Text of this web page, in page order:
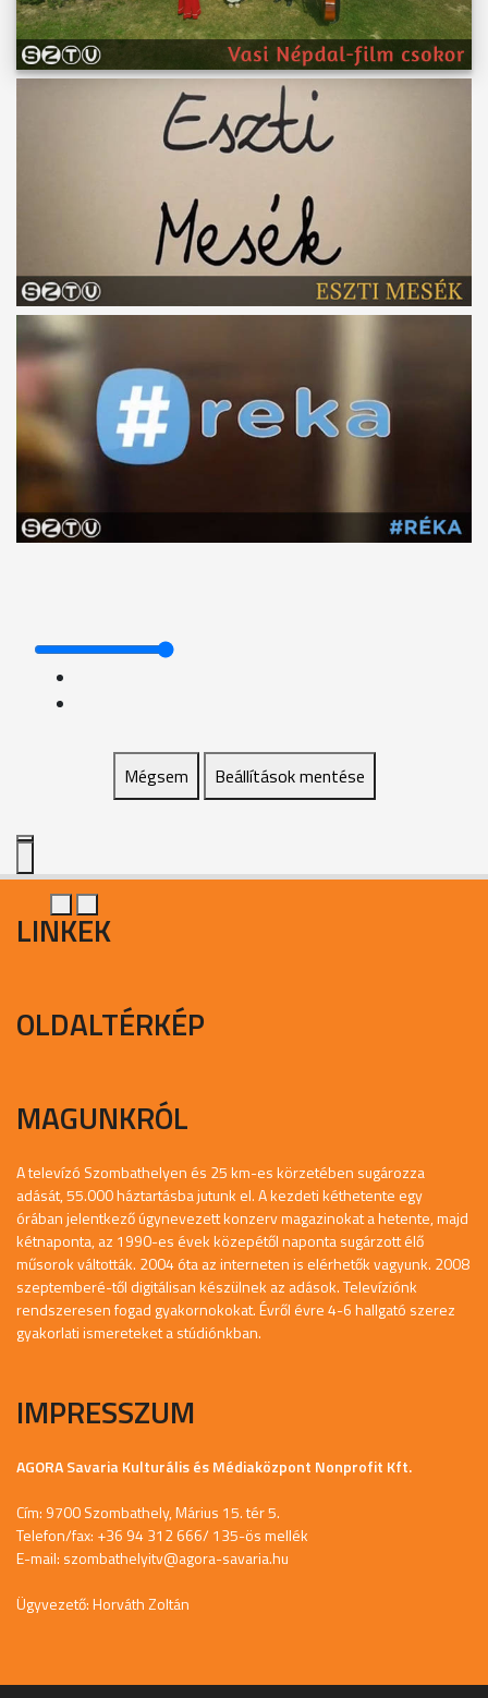
Mégsem Beállítások mentése
LINKEK
OLDALTÉRKÉP
MAGUNKRÓL
A televízó Szombathelyen és 25 km-es körzetében sugározza
adását, 55.000 háztartásba jutunk el. A kezdeti kéthetente egy
órában jelentkező úgynevezett konzerv magazinokat a hetente, majd
kétnaponta, az 1990-es évek közepétől naponta sugárzott élő
műsorok váltották. 2004 óta az interneten is elérhetők vagyunk. 2008
szeptemberé-től digitálisan készülnek az adások. Televíziónk
rendszeresen fogad gyakornokokat. Évről évre 4-6 hallgató szerez
gyakorlati ismereteket a stúdiónkban.
IMPRESSZUM
AGORA Savaria Kulturális és Médiaközpont Nonprofit Kft.
Cím: 9700 Szombathely, Márius 15. tér 5.
Telefon/fax: +36 94 312 666/ 135-ös mellék
E-mail: szombathelyitv@agora-savaria.hu
Ügyvezető: Horváth Zoltán